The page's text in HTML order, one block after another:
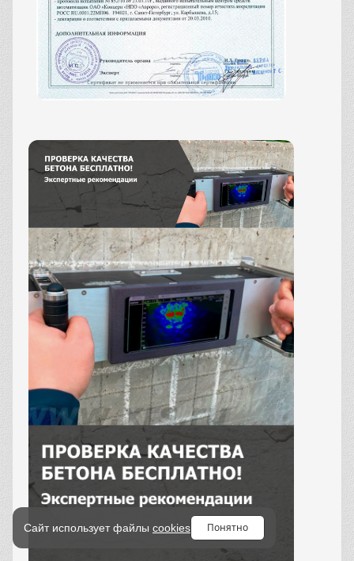
Сайт использует файлы cookies Понятно